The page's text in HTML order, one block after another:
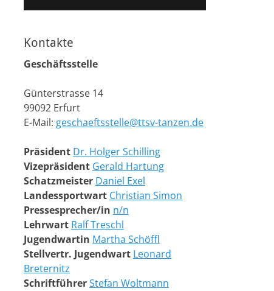
Kontakte
Geschäftsstelle
Günterstrasse 14
99092 Erfurt
E-Mail: geschaeftsstelle@ttsv-tanzen.de
Präsident Dr. Holger Schilling
Vizepräsident Gerald Hartung
Schatzmeister Daniel Exel
Landessportwart Christian Simon
Pressesprecher/in n/n
Lehrwart Ralf Treschl
Jugendwartin Martha Schöffl
Stellvertr. Jugendwart Leonard
Breternitz
SchriftführerStefan Woltmann